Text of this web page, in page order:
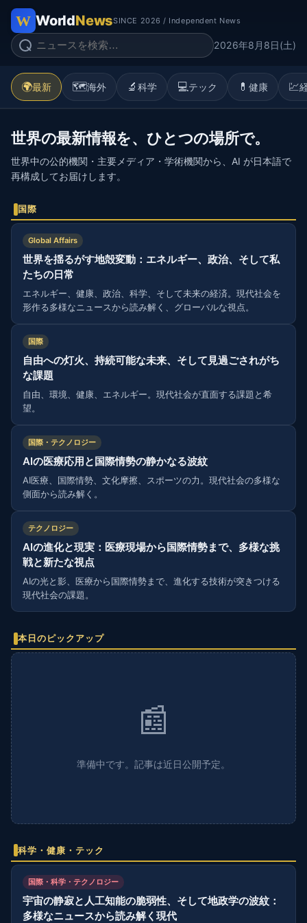
WorldNewsSINCE 2026 / Independent News
2026年8月8日(土)
🌍最新 🗺️海外 🔬 科学 💻テック 💊 健康 💹
世界の最新情報を、ひとつの場所で。
世界中の公的機関・主要メディア・学術機関から、AI が日本語で
再構成してお届けします。
国際
Global Affairs
世界を揺るがす地殻変動：エネルギー、政治、そして私
たちの日常
エネルギー、健康、政治、科学、そして未来の経済。現代社会を
形作る多様なニュースから読み解く、グローバルな視点。
国際
自由への灯火、持続可能な未来、そして見過ごされがち
な課題
自由、環境、健康、エネルギー。現代社会が直面する課題と希
望。
国際・テクノロジー
AIの医療応用と国際情勢の静かなる波紋
AI医療、国際情勢、文化摩擦、スポーツの力。現代社会の多様な
側面から読み解く。
テクノロジー
AIの進化と現実：医療現場から国際情勢まで、多様な挑
戦と新たな視点
AIの光と影、医療から国際情勢まで、進化する技術が突きつける
現代社会の課題。
本日のピックアップ
📰
準備中です。記事は近日公開予定。
科学・健康・テック
国際・科学・テクノロジー
宇宙の静寂と人工知能の脆弱性、そして地政学の波紋：
多様なニュースから読み解く現代